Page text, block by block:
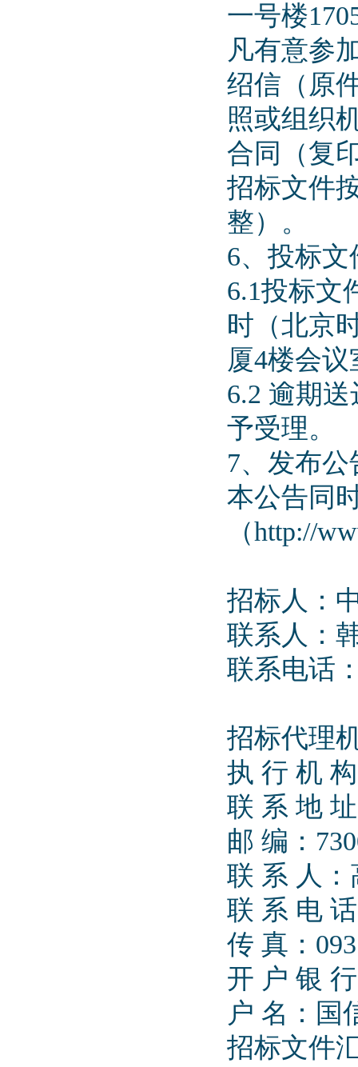
一号楼
凡有意参
绍信（原
照或组织
合同（复
招标文件
整）。
6、投标
6.1投标文
时（北京
厦4楼会议
6.2 逾期
予受理。
7、发布
本公告同
（http://
招标人：
联系人：
联系电话
招标代理
执 行 机
联 系 地
邮 编：
联 系 人
联 系 电 话
传 真：
开 户 银
户 名：国
招标文件